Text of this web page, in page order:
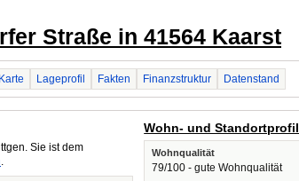
Straße in 41564 Kaarst
Karte Lageprofil Fakten Finanzstruktur Datenstand
Sie ist dem
.
Wohn- und Standortprofil
Wohnqualität
79/100 - gute Wohnqualität